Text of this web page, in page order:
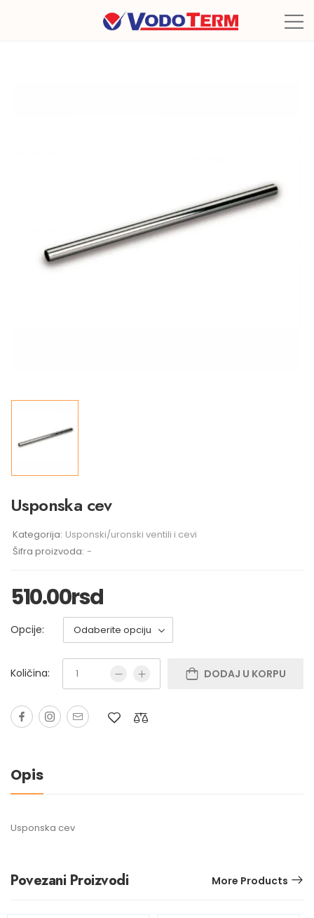
Usponska cev
Kategorija: Usponski/uronski ventili i cevi
Šifra proizvoda: -
510.00rsd
Opcije:
Količina: DODAJ U KORPU
Opis
Usponska cev
Povezani Proizvodi More Products